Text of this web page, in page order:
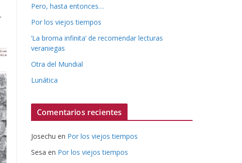
,
Pero, hasta entonces…
Por los viejos tiempos
‘La broma infinita’ de recomendar lecturas
veraniegas
Otra del Mundial
Lunática
Comentarios recientes
Josechu en Por los viejos tiempos
Sesa en Por los viejos tiempos